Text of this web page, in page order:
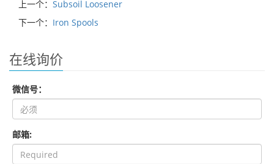
上一个： Subsoil Loosener
下一个： Iron Spools
在线询价
微信号：
邮箱: